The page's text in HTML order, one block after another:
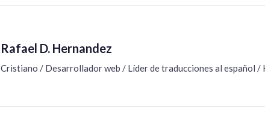
Rafael D. Hernandez
Cristiano / Desarrollador web / Líder de traducciones al español /